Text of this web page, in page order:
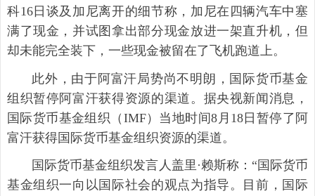
科16日谈及加尼离开的细节称，加尼在四辆汽车中塞
满了现金，并试图拿出部分现金放进一架直升机，但
却未能完全装下，一些现金被留在了飞机跑道上。
此外，由于阿富汗局势尚不明朗，国际货币基金
组织暂停阿富汗获得资源的渠道。据央视新闻消息，
国际货币基金组织（IMF）当地时间8月18日暂停了阿
富汗获得国际货币基金组织资源的渠道。
国际货币基金组织发言人盖里·赖斯称：“国际货币
基金组织一向以国际社会的观点为指导。目前，国际